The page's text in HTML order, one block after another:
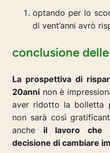
optando per lo
di vent’anni avrò
conclusione
La prospettiva di
20anni non è
aver ridotto la bolletta
non sarà così
anche il lavoro che
decisione di cambiare